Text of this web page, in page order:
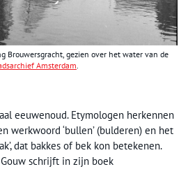
Brouwersgracht, gezien over het water van de
Amsterdam.
eeuwenoud. Etymologen herkennen
werkwoord ‘bullen’ (bulderen) en het
dat bakkes of bek kon betekenen.
schrijft in zijn boek